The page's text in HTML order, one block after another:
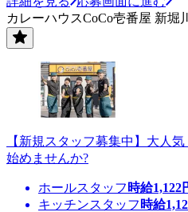
カレーハウスCoCo壱番屋 新堀
【新規スタッフ募集中】大人
始めませんか?
ホールスタッフ 時給1,122
キッチンスタッフ 時給